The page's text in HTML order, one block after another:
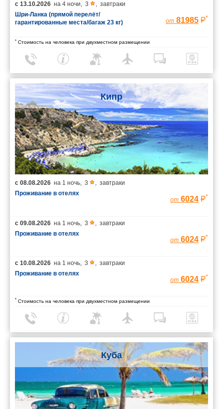
с 13.10.2026 на 4 ночи, 3 , завтраки
Шри-Ланка (прямой перелёт/
гарантированные места/багаж 23 кг)
от 81985 *
* Стоимость на человека при двухместном размещении
Кипр
с 08.08.2026 на 1 ночь 3
завтраки
Проживание в отелях
от 6024 *
с 09.08.2026 на 1 ночь 3
завтраки
Проживание в отелях
от 6024 *
с 10.08.2026 на 1 ночь 3
завтраки
Проживание в отелях
от 6024 *
* Стоимость на человека при двухместном размещении
Куба